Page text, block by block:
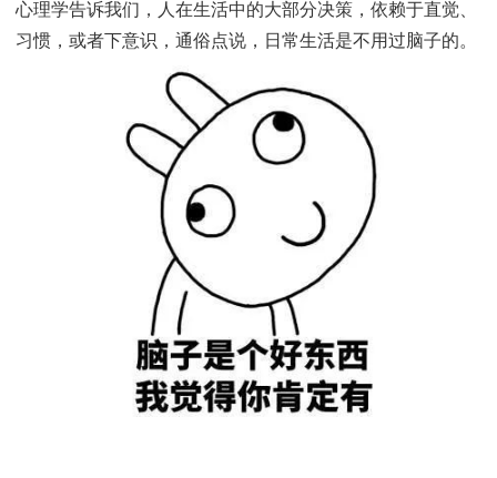
习惯，或者下意识，通俗点说，日常生活是不用过脑子